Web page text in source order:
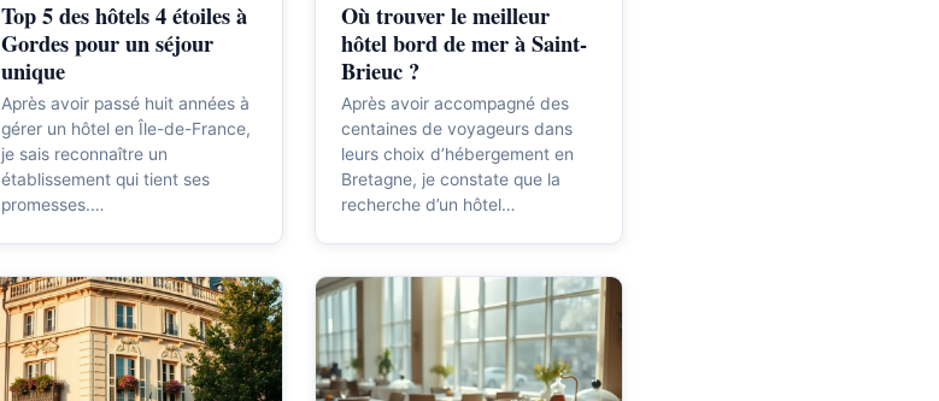
Top 5 des hôtels 4 étoiles à
Gordes pour un séjour
unique
Après avoir passé huit années à
gérer un hôtel en Île-de-France,
je sais reconnaître un
établissement qui tient ses
promesses.…
Où trouver le meilleur
hôtel bord de mer à Saint-
Brieuc ?
Après avoir accompagné des
centaines de voyageurs dans
leurs choix d’hébergement en
Bretagne, je constate que la
recherche d’un hôtel…